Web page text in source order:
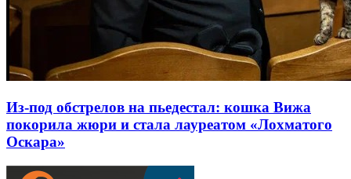
Из-под обстрелов на пьедестал: кошка Вижа
покорила жюри и стала лауреатом «Лохматого
Оскара»